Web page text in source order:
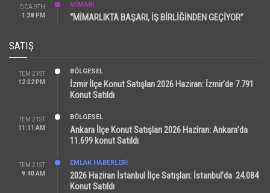
OCA 9TH
1:38 PM
MİMARİ
“MİMARLIKTA BAŞARI, İŞ BİRLİĞİNDEN GEÇİYOR”
SATIŞ
TEM 21ST
12:02 PM
BÖLGESEL
İzmir İlçe Konut Satışları 2026 Haziran: İzmir’de 7.791
Konut Satıldı
TEM 21ST
11:11 AM
BÖLGESEL
Ankara İlçe Konut Satışları 2026 Haziran: Ankara’da
11.699 konut Satıldı
TEM 21ST
9:40 AM
EMLAK HABERLERI
2026 Haziran İstanbul İlçe Satışları: İstanbul’da 24.084
Konut Satıldı